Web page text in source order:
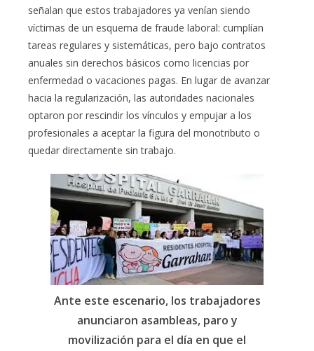
señalan que estos trabajadores ya venían siendo
víctimas de un esquema de fraude laboral: cumplían
tareas regulares y sistemáticas, pero bajo contratos
anuales sin derechos básicos como licencias por
enfermedad o vacaciones pagas. En lugar de avanzar
hacia la regularización, las autoridades nacionales
optaron por rescindir los vínculos y empujar a los
profesionales a aceptar la figura del monotributo o
quedar directamente sin trabajo.
Ante este escenario, los trabajadores
anunciaron asambleas, paro y
movilización para el día en que el